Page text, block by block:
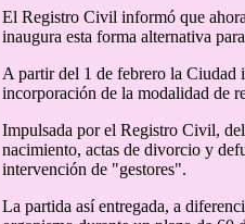
El Registro Civil informó que
inaugura esta forma alternativa
A partir del 1 de febrero la Ciudad
incorporación de la modalidad de
Impulsada por el Registro Civil,
nacimiento, actas de divorcio y
intervención de "gestores".
La partida así entregada, a